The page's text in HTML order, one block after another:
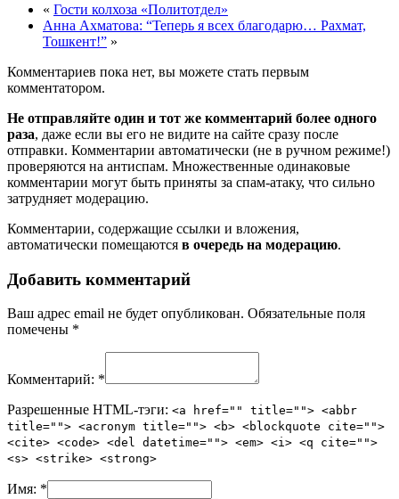
« Гости колхоза «Политотдел»
Анна Ахматова: “Теперь я всех благодарю… Рахмат,
Тошкент!” »
Комментариев пока нет, вы можете стать первым
комментатором.
Не отправляйте один и тот же комментарий более одного
раза, даже если вы его не видите на сайте сразу после
отправки. Комментарии автоматически (не в ручном режиме!)
проверяются на антиспам. Множественные одинаковые
комментарии могут быть приняты за спам-атаку, что сильно
затрудняет модерацию.
Комментарии, содержащие ссылки и вложения,
автоматически помещаются в очередь на модерацию.
Добавить комментарий
Ваш адрес email не будет опубликован. Обязательные поля
помечены *
Комментарий: *
Разрешенные HTML-тэги: <a href="" title=""> <abbr
title=""> <acronym title=""> <b> <blockquote cite="">
<cite> <code> <del datetime=""> <em> <i> <q cite="">
<s> <strike> <strong>
Имя: *